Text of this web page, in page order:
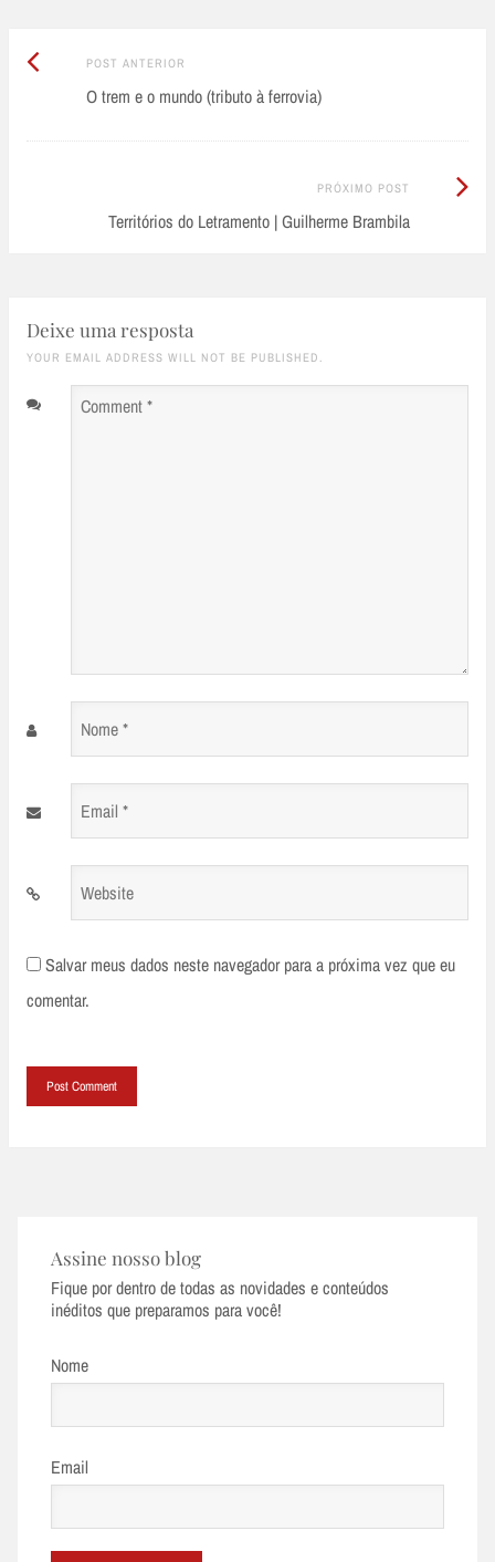
Post
navigation
POST ANTERIOR
Anterior:
O trem e o mundo (tributo à ferrovia)
PRÓXIMO POST
Territórios do Letramento | Guilherme Brambila
Próximo
Deixe uma resposta
YOUR EMAIL ADDRESS WILL NOT BE PUBLISHED.
Comment
Nome
Email
Website
Salvar meus dados neste navegador para a próxima vez que eu
comentar.
Assine nosso blog
Fique por dentro de todas as novidades e conteúdos
inéditos que preparamos para você!
Nome
Email